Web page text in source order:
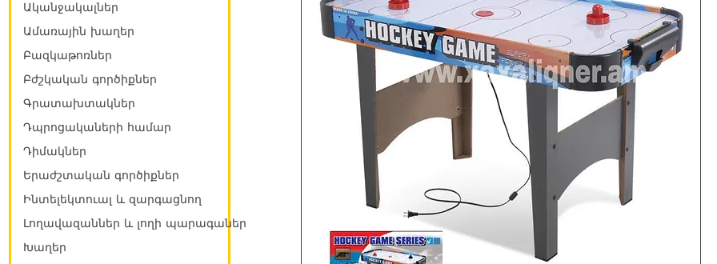
Ականջակալներ
Ամառային խաղեր
Բազկաթոռներ
Բժշկական գործիքներ
Գրատախտակներ
Դպրոցակաների համար
Դիմակներ
Երաժշտական գործիքներ
Ինտելեկտուալ և զարգացնող
Լողավազաններ և լողի պարագաներ
Խաղեր